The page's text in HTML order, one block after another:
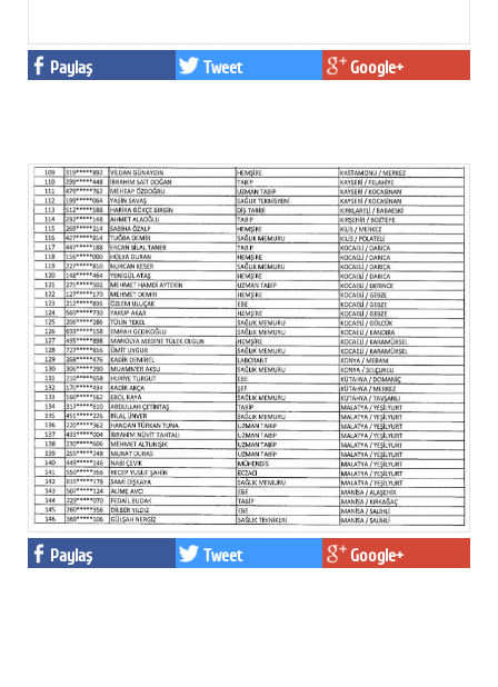
Paylaş Tweet Google+
Paylaş Tweet Google+